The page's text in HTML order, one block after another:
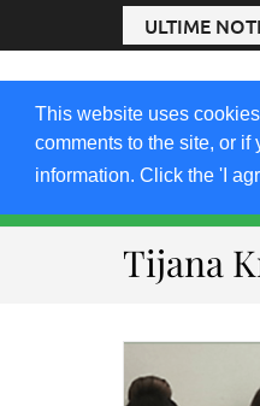
This website uses
comments to the site, or if
information. Click the 'I
ULTIME
#Cultura
HOME 2023
Tijana